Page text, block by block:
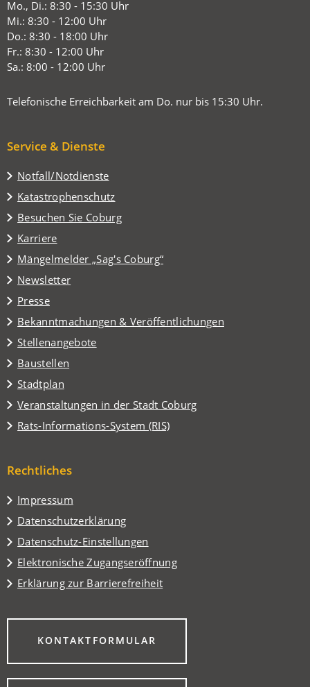
in
einem
neuen
Tab)
Mo., Di.: 8:30 - 15:30 Uhr
Mi.: 8:30 - 12:00 Uhr
Do.: 8:30 - 18:00 Uhr
Fr.: 8:30 - 12:00 Uhr
Sa.: 8:00 - 12:00 Uhr
Telefonische Erreichbarkeit am Do. nur bis 15:30 Uhr.
Service & Dienste
Notfall/Notdienste
Katastrophenschutz
Besuchen Sie Coburg
(Öffnet
in
einem
neuen
Tab)
Karriere
Mängelmelder „Sag's Coburg“
(Öffnet
in
einem
neuen
Tab)
Newsletter
Presse
Bekanntmachungen & Veröffentlichungen
Stellenangebote
Baustellen
Stadtplan
(Öffnet
in
einem
neuen
Veranstaltungen in der Stadt Coburg
(Öffnet
in
einem
Tab)
Rats-Informations-System (RIS)
(Öffnet
neuen
Rechtliches
Impressum
Datenschutzerklärung
Datenschutz-Einstellungen
Elektronische Zugangseröffnung
Erklärung zur Barrierefreiheit
KONTAKTFORMULAR
(ÖFFNET
EINEM
NEUEN